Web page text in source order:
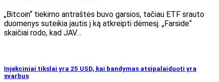
„Bitcoin“ tiekimo antraštės buvo garsios, tačiau ETF srauto
duomenys suteikia jautis į ką atkreipti dėmesį. „Farside“
skaičiai rodo, kad JAV…
Injekciniai tikslai yra 25 USD, kai bandymas atsipalaiduoti yra
svarbus